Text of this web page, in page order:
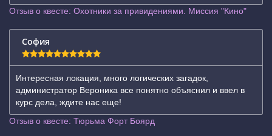
Отзыв о квесте: Охотники за привидениями. Миссия "Кино"
София
Интересная локация, много логических загадок,
администратор Вероника все понятно объяснил и ввел в
курс дела, ждите нас еще!
Отзыв о квесте: Тюрьма Форт Боярд